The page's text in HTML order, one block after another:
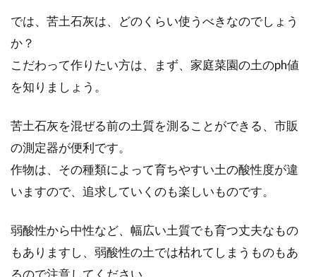
では、苦土石灰は、どのくらい使うべきなのでしょう
か？
こだわって作りたい方は、まず、家庭菜園の土のph値
を知りましょう。
苦土石灰を混ぜる前の土質を測ることができる、市販
の測定器が便利です。
作物は、その種類によって育ちやすい土の酸性度が違
いますので、追求していくのも楽しいものです。
弱酸性から中性など、幅広い土質でも育つ丈夫なもの
もありますし、弱酸性の土では枯れてしまうものもあ
るので注意してください。